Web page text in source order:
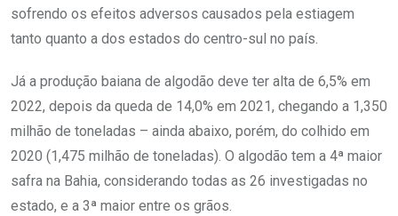
sofrendo os efeitos adversos causados pela estiagem
tanto quanto a dos estados do centro-sul no país.
Já a produção baiana de algodão deve ter alta de 6,5% em
2022, depois da queda de 14,0% em 2021, chegando a 1,350
milhão de toneladas – ainda abaixo, porém, do colhido em
2020 (1,475 milhão de toneladas). O algodão tem a 4ª maior
safra na Bahia, considerando todas as 26 investigadas no
estado, e a 3ª maior entre os grãos.